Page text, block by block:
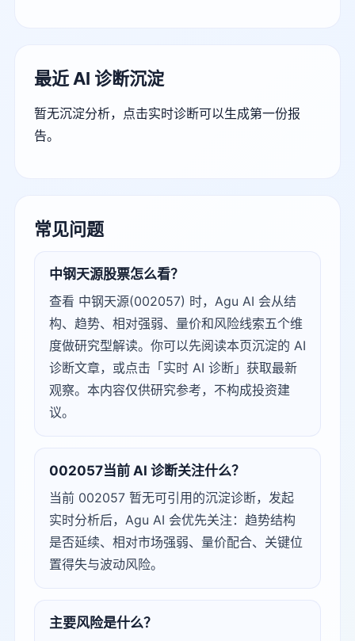
最近 AI 诊断沉淀
暂无沉淀分析，点击实时诊断可以生成第一份报
告。
常见问题
中钢天源股票怎么看？
查看 中钢天源(002057) 时，Agu AI 会从结
构、趋势、相对强弱、量价和风险线索五个维
度做研究型解读。你可以先阅读本页沉淀的 AI
诊断文章，或点击「实时 AI 诊断」获取最新
观察。本内容仅供研究参考，不构成投资建
议。
002057当前 AI 诊断关注什么？
当前 002057 暂无可引用的沉淀诊断，发起
实时分析后，Agu AI 会优先关注：趋势结构
是否延续、相对市场强弱、量价配合、关键位
置得失与波动风险。
主要风险是什么？